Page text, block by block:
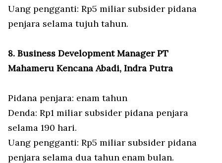
Uang pengganti: Rp5 miliar subsider pidana
penjara selama tujuh tahun.
8. Business Development Manager PT
Mahameru Kencana Abadi, Indra Putra
Pidana penjara: enam tahun
Denda: Rp1 miliar subsider pidana penjara
selama 190 hari.
Uang pengganti: Rp5 miliar subsider pidana
penjara selama dua tahun enam bulan.